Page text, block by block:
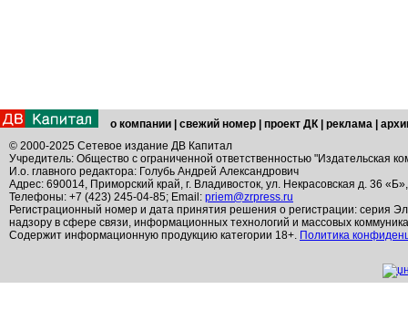
о компании свежий номер проект ДК реклама
© 2000-2025 Сетевое издание ДВ Капитал
Учредитель: Общество с ограниченной ответственностью "Издательская
И.о. главного редактора: Голубь Андрей Александрович
Адрес: 690014, Приморский край, г. Владивосток, ул. Некрасовская д. 36
Телефоны: +7 (423) 245-04-85; Email: priem@zrpress.ru
Регистрационный номер и дата принятия решения о регистрации: серия
надзору в сфере связи, информационных технологий и массовых
Содержит информационную продукцию категории 18+. Политика